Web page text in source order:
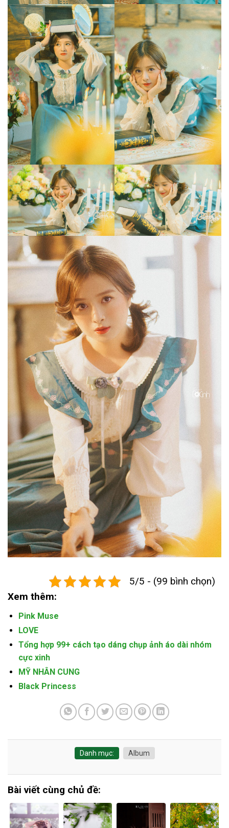
5/5 - (99 bình chọn)
Xem thêm:
Pink Muse
LOVE
Tổng hợp 99+ cách tạo dáng chụp ảnh áo dài nhóm
cực xinh
MỸ NHÂN CUNG
Black Princess
Danh mục: Album
Bài viết cùng chủ đề: